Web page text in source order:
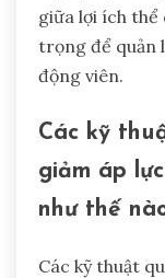
giữa lợi ích thể
trọng để quản
động viên.
Các kỹ
giảm áp
như thế
Các kỹ thuật